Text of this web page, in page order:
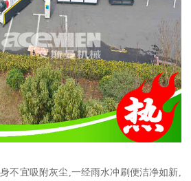
不宜吸附灰尘,一经雨水冲刷便洁净如新,